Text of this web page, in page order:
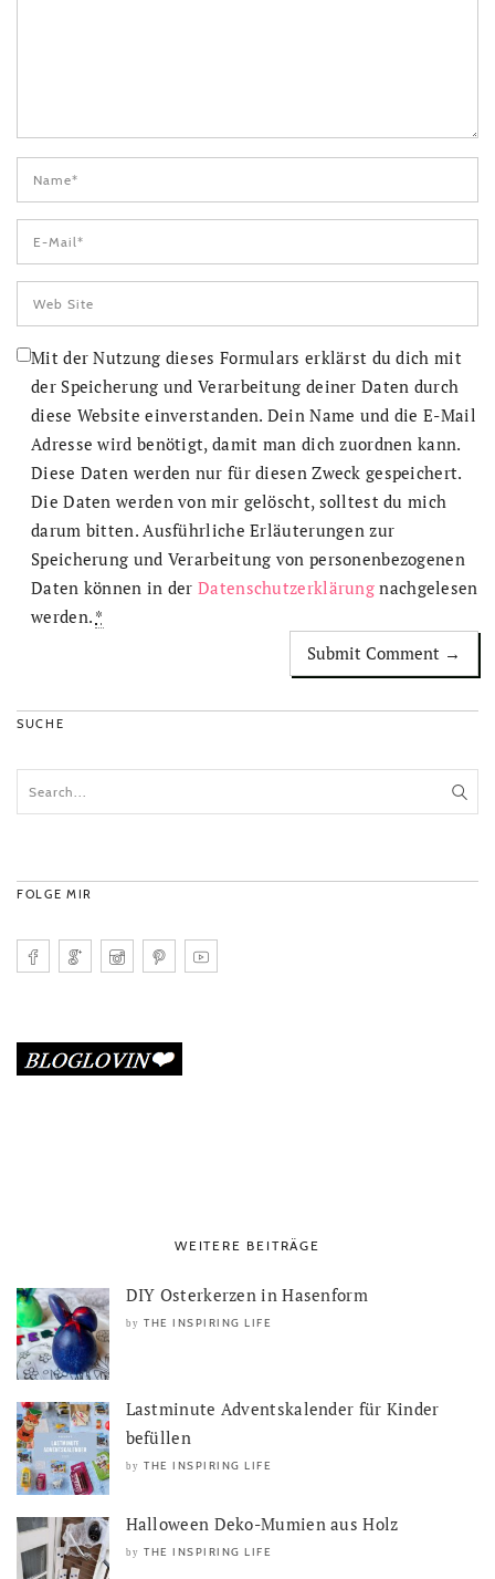
Mit der Nutzung dieses Formulars erklärst du dich mit
der Speicherung und Verarbeitung deiner Daten durch
diese Website einverstanden. Dein Name und die E-Mail
Adresse wird benötigt, damit man dich zuordnen kann.
Diese Daten werden nur für diesen Zweck gespeichert.
Die Daten werden von mir gelöscht, solltest du mich
darum bitten. Ausführliche Erläuterungen zur
Speicherung und Verarbeitung von personenbezogenen
Daten können in derDatenschutzerklärung nachgelesen
werden. *
SUCHE
FOLGE MIR
WEITERE BEITRÄGE
DIY Osterkerzen in Hasenform
by THE INSPIRING LIFE
Lastminute Adventskalender für Kinder
befüllen
by THE INSPIRING LIFE
Halloween Deko-Mumien aus Holz
by THE INSPIRING LIFE